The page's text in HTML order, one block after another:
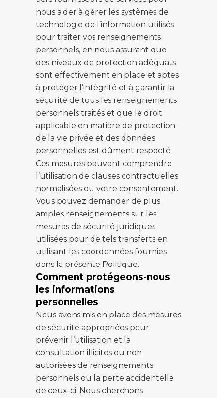
nous aider à gérer les systèmes de
technologie de l’information utilisés
pour traiter vos renseignements
personnels, en nous assurant que
des niveaux de protection adéquats
sont effectivement en place et aptes
à protéger l’intégrité et à garantir la
sécurité de tous les renseignements
personnels traités et que le droit
applicable en matière de protection
de la vie privée et des données
personnelles est dûment respecté.
Ces mesures peuvent comprendre
l’utilisation de clauses contractuelles
normalisées ou votre consentement.
Vous pouvez demander de plus
amples renseignements sur les
mesures de sécurité juridiques
utilisées pour de tels transferts en
utilisant les coordonnées fournies
dans la présente Politique.
Comment protégeons-nous
les informations
personnelles
Nous avons mis en place des mesures
de sécurité appropriées pour
prévenir l’utilisation et la
consultation illicites ou non
autorisées de renseignements
personnels ou la perte accidentelle
de ceux-ci. Nous cherchons